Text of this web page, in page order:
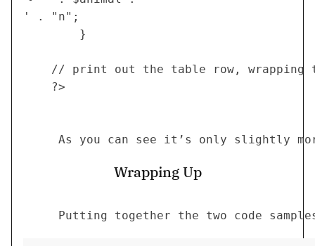
' . "n";
        }
    ?>
As you can see it’s only slightly
Wrapping Up
Putting together the two code